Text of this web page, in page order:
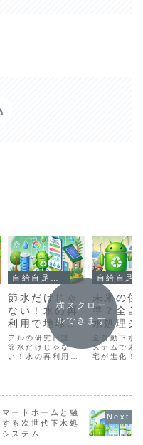
節水だけじゃ
ない！水の再
利用で地球と
家計を守る方
法
アルの研究日誌：
節水だけじゃな
い！水の再利用で
る方法 1. はじめ
に 私はアル、人類
の衣食住の完全自
動化を目指すアン
未来の住
準？全自
水処理シ
ムの開発
全自動下水
ステムで未
宅が進化！
め、持続可
活を目指す
へ役立つ情
横スクロー
ルできます
マートホームと融
する次世代下水処
システム